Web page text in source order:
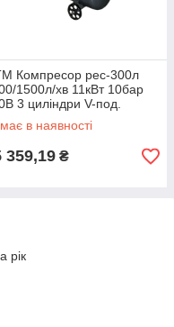
Компресор рес-300л
1500л/хв 11кВт 10бар
3 циліндри V-под.
в наявності
359,19 ₴
рік